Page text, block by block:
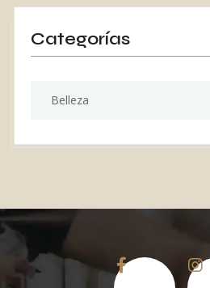
Categorías
Belleza